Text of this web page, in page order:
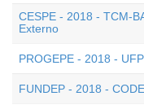
CESPE - 2018 - TCM-
Externo
PROGEPE - 2018 -
FUNDEP - 2018 -